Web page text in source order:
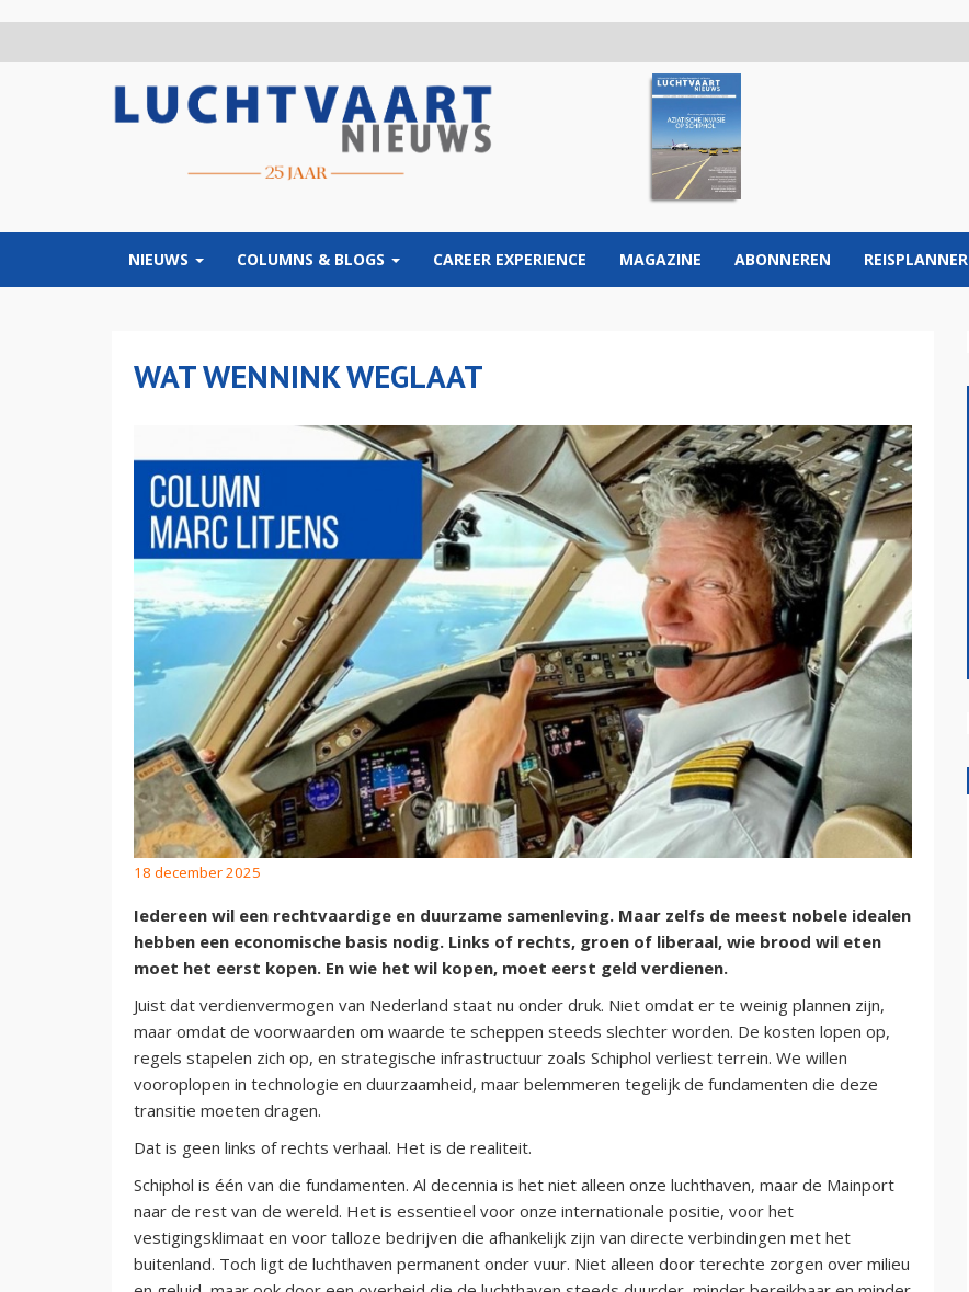
NIEUWS COLUMNS & BLOGS CAREER EXPERIENCE MAGAZINE ABONNEREN REISPLANNER
WAT WENNINK WEGLAAT
18 december 2025
Iedereen wil een rechtvaardige en duurzame samenleving. Maar zelfs de meest nobele idealen
hebben een economische basis nodig. Links of rechts, groen of liberaal, wie brood wil eten
moet het eerst kopen. En wie het wil kopen, moet eerst geld verdienen.
Juist dat verdienvermogen van Nederland staat nu onder druk. Niet omdat er te weinig plannen zijn,
maar omdat de voorwaarden om waarde te scheppen steeds slechter worden. De kosten lopen op,
regels stapelen zich op, en strategische infrastructuur zoals Schiphol verliest terrein. We willen
vooroplopen in technologie en duurzaamheid, maar belemmeren tegelijk de fundamenten die deze
transitie moeten dragen.
Dat is geen links of rechts verhaal. Het is de realiteit.
Schiphol is één van die fundamenten. Al decennia is het niet alleen onze luchthaven, maar de Mainport
naar de rest van de wereld. Het is essentieel voor onze internationale positie, voor het
vestigingsklimaat en voor talloze bedrijven die afhankelijk zijn van directe verbindingen met het
buitenland. Toch ligt de luchthaven permanent onder vuur. Niet alleen door terechte zorgen over milieu